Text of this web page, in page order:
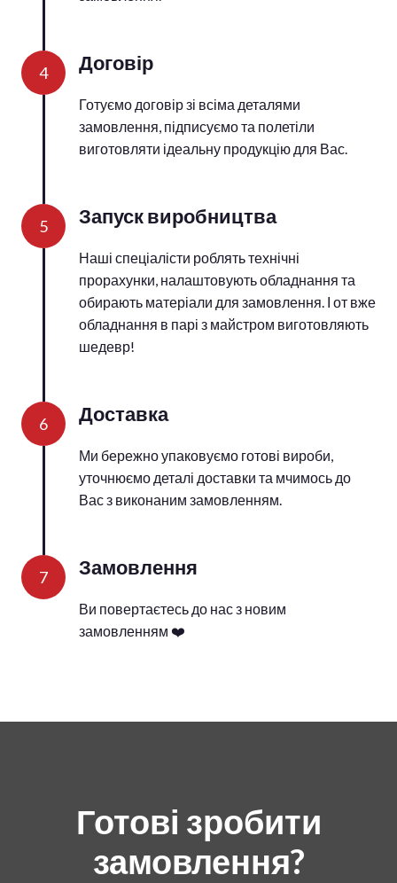
4 Договір
Готуємо договір зі всіма деталями
замовлення, підписуємо та полетіли
виготовляти ідеальну продукцію для Вас.
5 Запуск виробництва
Наші спеціалісти роблять технічні
прорахунки, налаштовують обладнання та
обирають матеріали для замовлення. І от вже
обладнання в парі з майстром виготовляють
шедевр!
6 Доставка
Ми бережно упаковуємо готові вироби,
уточнюємо деталі доставки та мчимось до
Вас з виконаним замовленням.
7 Замовлення
Ви повертаєтесь до нас з новим
замовленням ❤️
Готові зробити
замовлення?